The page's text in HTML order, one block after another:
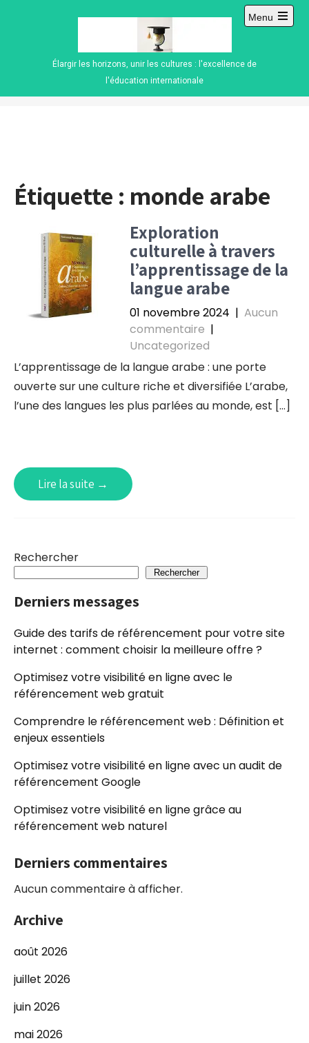
Élargir les horizons, unir les cultures : l'excellence de
l'éducation internationale
Menu
Open
Étiquette : monde arabe
Exploration
culturelle à travers
l’apprentissage de la
langue arabe
01 novembre 2024 | Aucun
commentaire |
Uncategorized
L’apprentissage de la langue arabe : une porte
ouverte sur une culture riche et diversifiée L’arabe,
l’une des langues les plus parlées au monde, est […]
Lire la suite →
Rechercher
Rechercher
Derniers messages
Guide des tarifs de référencement pour votre site
internet : comment choisir la meilleure offre ?
Optimisez votre visibilité en ligne avec le
référencement web gratuit
Comprendre le référencement web : Définition et
enjeux essentiels
Optimisez votre visibilité en ligne avec un audit de
référencement Google
Optimisez votre visibilité en ligne grâce au
référencement web naturel
Derniers commentaires
Aucun commentaire à afficher.
Archive
août 2026
juillet 2026
juin 2026
mai 2026